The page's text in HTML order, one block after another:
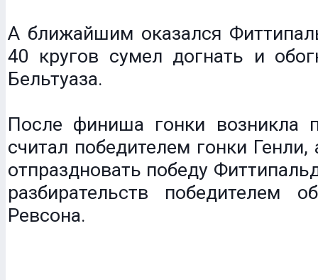
А ближайшим оказался
40 кругов сумел догнать и
Бельтуаза.
После финиша гонки возникла
считал победителем гонки
отпраздновать победу
разбирательств победителем
Ревсона.